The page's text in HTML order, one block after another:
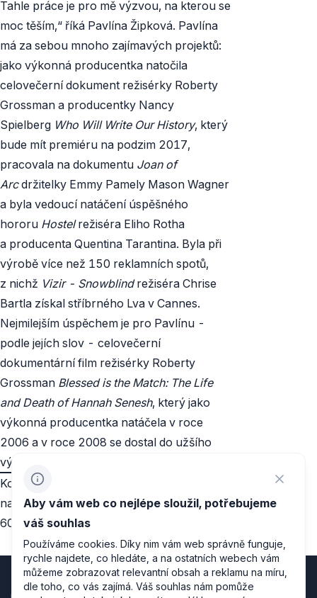
Tahle práce je pro mě výzvou, na kterou se
moc těším,“ říká Pavlína Žipková. Pavlína
má za sebou mnoho zajímavých projektů:
jako výkonná producentka natočila
celovečerní dokument režisérky Roberty
Grossman a producentky Nancy
Spielberg Who Will Write Our History, který
bude mít premiéru na podzim 2017,
pracovala na dokumentu Joan of
Arcdržitelky Emmy Pamely Mason Wagner
a byla vedoucí natáčení úspěšného
hororu Hostelrežiséra Eliho Rotha
a producenta Quentina Tarantina. Byla při
výrobě více než 150 reklamních spotů,
z nichž Vizir - Snowblindrežiséra Chrise
Bartla získal stříbrného Lva v Cannes.
Nejmilejším úspěchem je pro Pavlínu -
podle jejích slov - celovečerní
dokumentární film režisérky Roberty
Grossman Blessed is the Match: The Life
and Death of Hannah Senesh, který jako
výkonná producentka natáčela v roce
2006 a v roce 2008 se dostal do užšího
výběru na Oscara.
Kontakt
na Pavlínu:pavlina@filmcommission.cz, +420
603 554 044
Aby vám web co nejlépe sloužil, potřebujeme
váš souhlas
Používáme cookies. Díky nim vám web správně funguje,
rychle najdete, co hledáte, a na ostatních webech vám
můžeme zobrazovat relevantní obsah a reklamu na míru,
dle toho, co vás zajímá. Váš souhlas nám pomůže